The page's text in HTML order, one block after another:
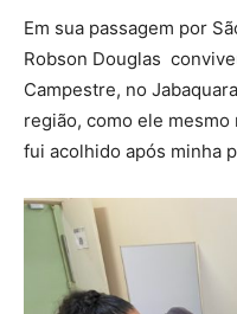
Em sua passagem por
Robson Douglas
Campestre, no
região, como ele mesmo
fui acolhido após minha